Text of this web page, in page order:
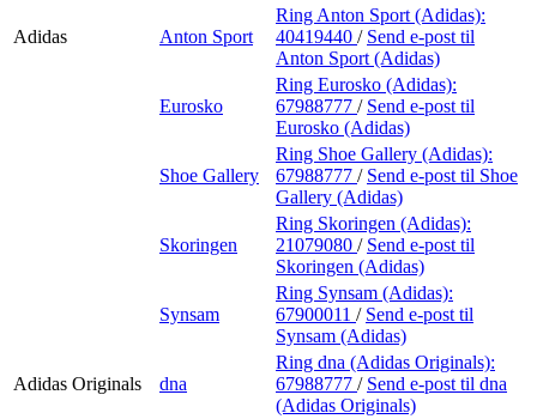
Adidas Anton Sport
Ring Anton Sport (Adidas):
40419440 / Send e-post til
Anton Sport (Adidas)
Eurosko
Ring Eurosko (Adidas):
67988777 / Send e-post til
Eurosko (Adidas)
Shoe Gallery
Ring Shoe Gallery (Adidas):
67988777 / Send e-post til Shoe
Gallery (Adidas)
Skoringen
Ring Skoringen (Adidas):
21079080 / Send e-post til
Skoringen (Adidas)
Synsam
Ring Synsam (Adidas):
67900011 / Send e-post til
Synsam (Adidas)
Adidas Originals dna
Ring dna (Adidas Originals):
67988777 / Send e-post til dna
(Adidas Originals)